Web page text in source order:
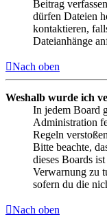
Beitrag
dürfen Dateien
kontaktieren,
Dateianhänge
Nach oben
Weshalb wurde ich
In jedem Board
Administration
Regeln
Bitte beachte,
dieses Boards
Verwarnung zu
sofern du die
Nach oben